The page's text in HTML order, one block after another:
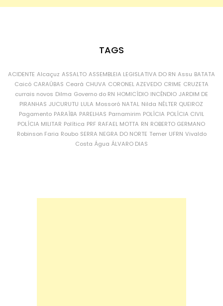
TAGS
ACIDENTE Alcaçuz ASSALTO ASSEMBLEIA LEGISLATIVA DO RN Assu BATATA
Caicó CARAÚBAS Ceará CHUVA CORONEL AZEVEDO CRIME CRUZETA
currais novos Dilma Governo do RN HOMICÍDIO INCÊNDIO JARDIM DE
PIRANHAS JUCURUTU LULA Mossoró NATAL Nilda NÉLTER QUEIROZ
Pagamento PARAÍBA PARELHAS Parnamirim POLÍCIA POLÍCIA CIVIL
POLÍCIA MILITAR Política PRF RAFAEL MOTTA RN ROBERTO GERMANO
Robinson Faria Roubo SERRA NEGRA DO NORTE Temer UFRN Vivaldo
Costa Água ÁLVARO DIAS